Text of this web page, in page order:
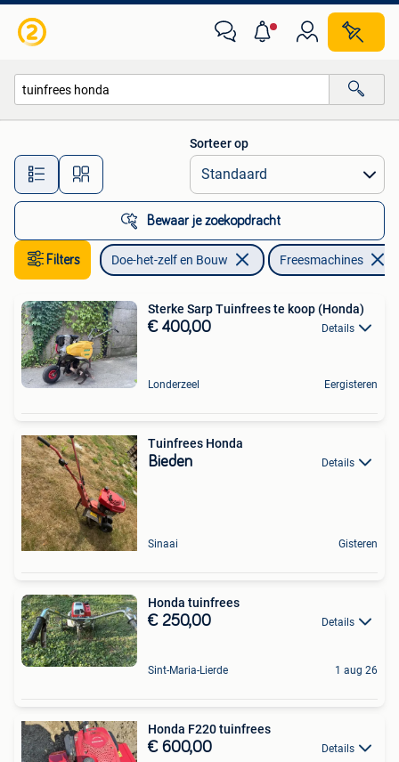
Alle afstanden…
Sorteer op
Bewaar je zoekopdracht
Filters Doe-het-zelf en Bouw Freesmachines
Sterke Sarp Tuinfrees te koop (Honda)
€ 400,00 Details
Londerzeel Eergisteren
Tuinfrees Honda
Bieden Details
Sinaai Gisteren
Honda tuinfrees
€ 250,00 Details
Sint-Maria-Lierde 1 aug 26
Honda F220 tuinfrees
€ 600,00 Details